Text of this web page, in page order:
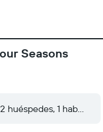
Seasons
2 huéspedes, 1